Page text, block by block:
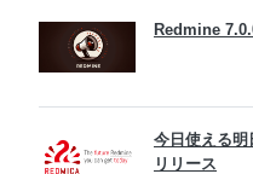
Redmine
今日使える明
リリース